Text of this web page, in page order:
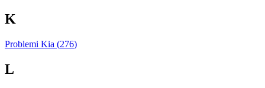
K
Problemi Kia (276)
L